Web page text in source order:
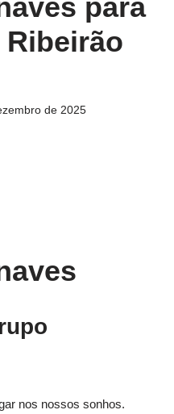
para
de 2025
nos nossos sonhos.